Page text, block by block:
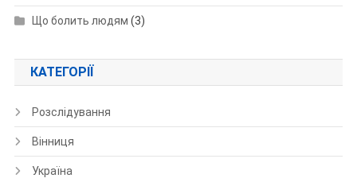
Що болить людям (3)
КАТЕГОРІЇ
Розслідування
Вінниця
Україна